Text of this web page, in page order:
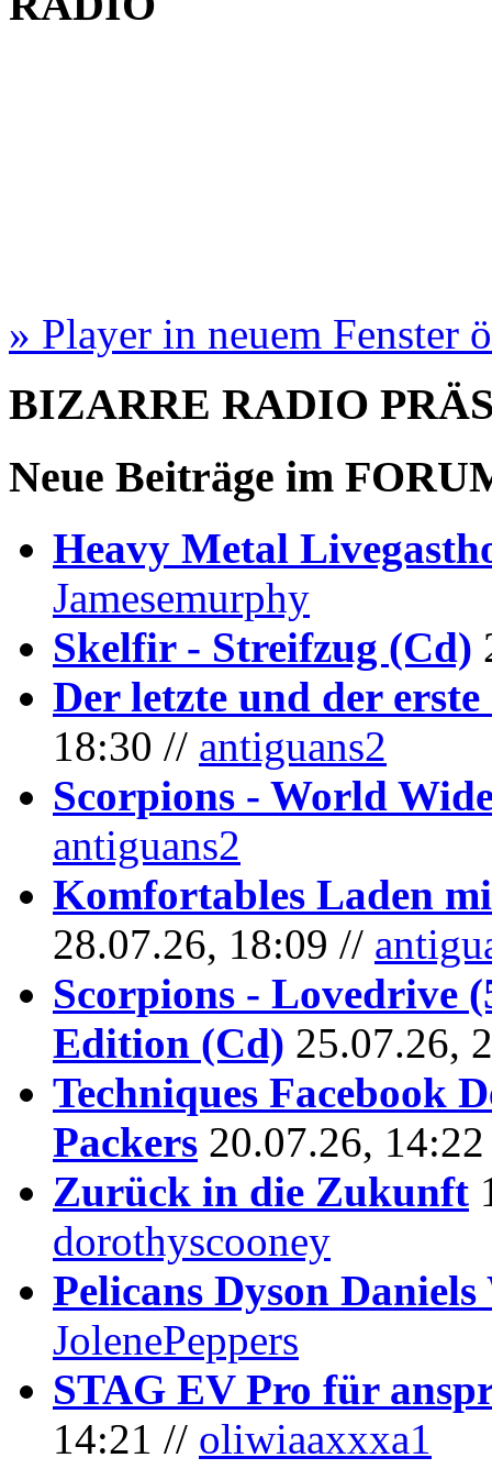
» Player in neuem Fenster
BIZARRE RADIO
Neue Beiträge im
Heavy Metal
Jamesemurphy
Skelfir - Streifzug (Cd)
Der letzte und der erste
18:30 // antiguans2
Scorpions - World
antiguans2
Komfortables Laden
28.07.26, 18:09 //
Scorpions - Lovedrive
Edition (Cd) 25.07.26,
Techniques Facebook
Packers 20.07.26,
Zurück in die Zukunft
dorothyscooney
Pelicans Dyson
JolenePeppers
STAG EV Pro für
14:21 // oliwiaaxxxa1